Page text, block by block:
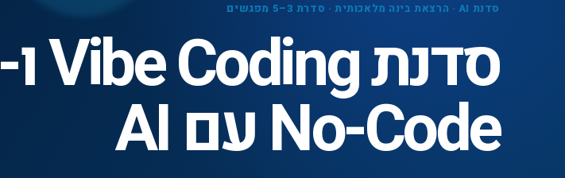
סדנת AI · הרצאת בינה מלאכותית · סדרת 3–5 מפגשים
סדנת Vibe Coding ו-
No-Code עם AI